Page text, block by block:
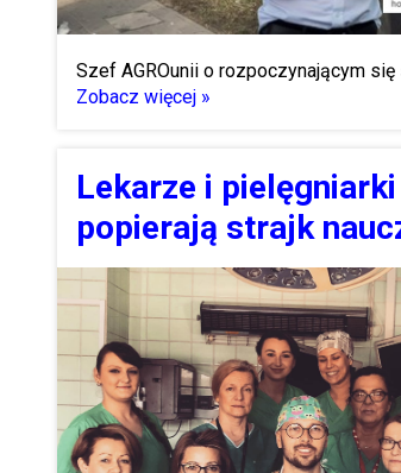
Szef AGROunii o rozpoczynającym się
Zobacz więcej »
Lekarze i
popierają strajk